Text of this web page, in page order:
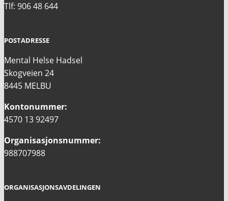
Tlf: 906 48 644
POSTADRESSE
Mental Helse Hadsel
Skogveien 24
8445 MELBU
Kontonummer:
4570 13 92497
Organisasjonsnummer:
988707988
ORGANISASJONSAVDELINGEN